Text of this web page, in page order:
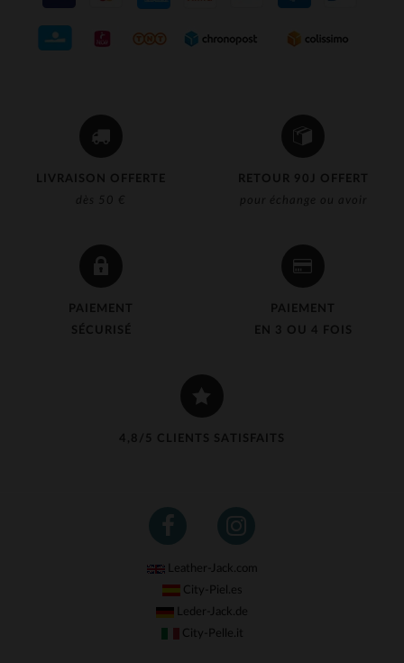
LIVRAISON OFFERTE
dès 50 €
RETOUR 90J OFFERT
pour échange ou avoir
PAIEMENT
SÉCURISÉ
PAIEMENT
EN 3 OU 4 FOIS
4,8/5 CLIENTS SATISFAITS
Leather-Jack.com
City-Piel.es
Leder-Jack.de
City-Pelle.it